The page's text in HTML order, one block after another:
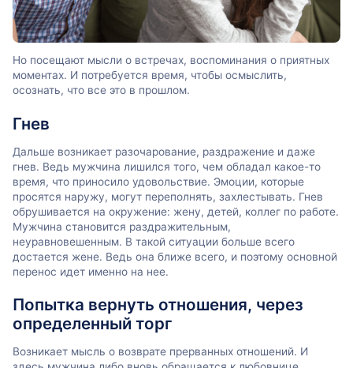
Но посещают мысли о встречах, воспоминания о приятных
моментах. И потребуется время, чтобы осмыслить,
осознать, что все это в прошлом.
Гнев
Дальше возникает разочарование, раздражение и даже
гнев. Ведь мужчина лишился того, чем обладал какое-то
время, что приносило удовольствие. Эмоции, которые
просятся наружу, могут переполнять, захлестывать. Гнев
обрушивается на окружение: жену, детей, коллег по работе.
Мужчина становится раздражительным,
неуравновешенным. В такой ситуации больше всего
достается жене. Ведь она ближе всего, и поэтому основной
перенос идет именно на нее.
Попытка вернуть отношения, через
определенный торг
Возникает мысль о возврате прерванных отношений. И